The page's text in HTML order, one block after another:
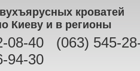
кроватей
Киеву и в регионы
08-40 (063) 545-
94-30